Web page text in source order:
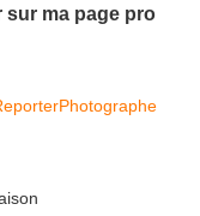
ma page pro